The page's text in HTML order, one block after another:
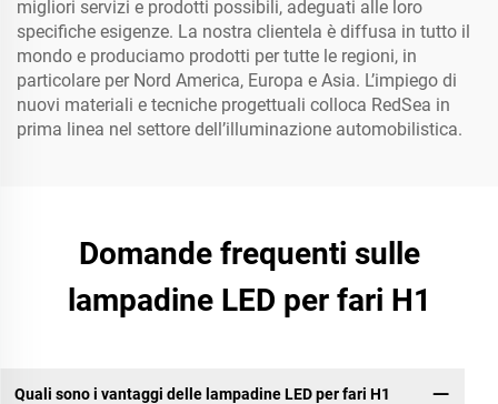
migliori servizi e prodotti possibili, adeguati alle loro
specifiche esigenze. La nostra clientela è diffusa in tutto il
mondo e produciamo prodotti per tutte le regioni, in
particolare per Nord America, Europa e Asia. L’impiego di
nuovi materiali e tecniche progettuali colloca RedSea in
prima linea nel settore dell’illuminazione automobilistica.
Domande frequenti sulle
lampadine LED per fari H1
Quali sono i vantaggi delle lampadine LED per fari H1